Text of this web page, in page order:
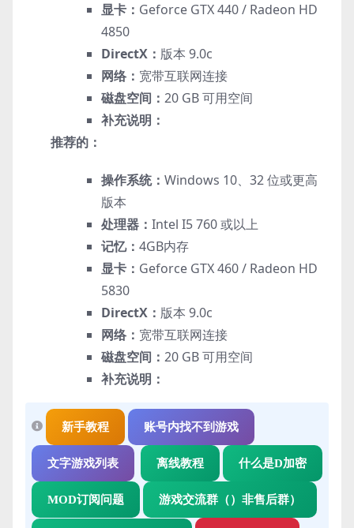
显卡： Geforce GTX 440 / Radeon HD
4850
DirectX： 版本 9.0c
网络： 宽带互联网连接
磁盘空间： 20 GB 可用空间
补充说明：
推荐的：
操作系统： Windows 10、32 位或更高
版本
处理器： Intel I5 760 或以上
记忆： 4GB内存
显卡： Geforce GTX 460 / Radeon HD
5830
DirectX： 版本 9.0c
网络： 宽带互联网连接
磁盘空间： 20 GB 可用空间
补充说明：
新手教程 账号内找不到游戏
文字游戏列表 离线教程 什么是D加密
MOD订阅问题 游戏交流群（）非售后群）